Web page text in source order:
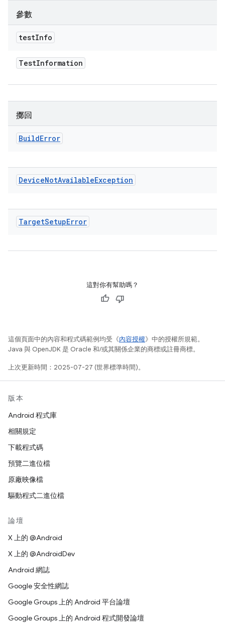
參數
testInfo
TestInformation
擲回
BuildError
DeviceNotAvailableException
TargetSetupError
這對你有幫助嗎？
這個頁面中的內容和程式碼範例均受《內容授權》中的授權所規範。
Java 與 OpenJDK 是 Oracle 和/或其關係企業的商標或註冊商標。
上次更新時間：2025-07-27 (世界標準時間)。
版本
Android 程式庫
相關規定
下載程式碼
預覽二進位檔
原廠映像檔
驅動程式二進位檔
論壇
X 上的 @Android
X 上的 @AndroidDev
Android 網誌
Google 安全性網誌
Google Groups 上的 Android 平台論壇
Google Groups 上的 Android 程式開發論壇